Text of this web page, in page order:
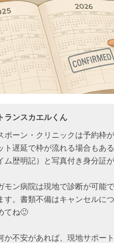
トランスカエルくん
ポーン・クリニックは予約枠
ト遅延で枠が流れる場合もあ
ム歴明記）と写真付き身分証
モン病院は現地で診断が可能
す。書類不備はキャンセルに
てね🙂
か不安があれば、現地サポー